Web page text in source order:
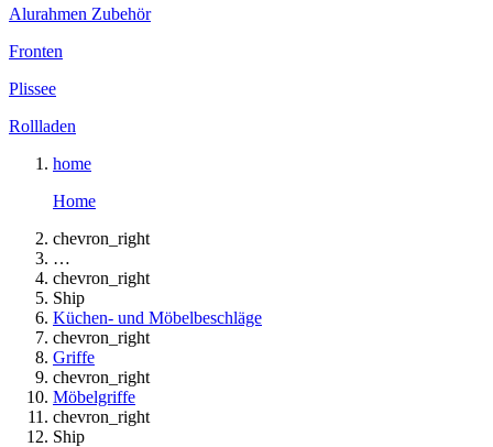
Alurahmen Zubehör
Fronten
Plissee
Rollladen
home
Home
chevron_right
…
chevron_right
Ship
Küchen- und Möbelbeschläge
chevron_right
Griffe
chevron_right
Möbelgriffe
chevron_right
Ship